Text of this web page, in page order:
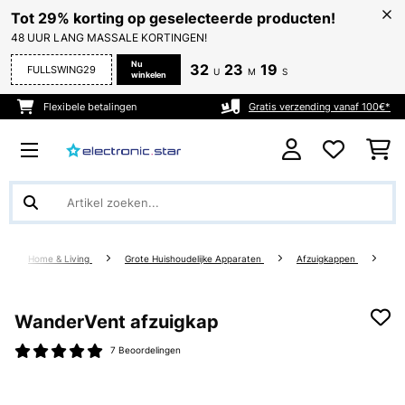
Tot 29% korting op geselecteerde producten!
48 UUR LANG MASSALE KORTINGEN!
FULLSWING29
Nu
winkelen
32 U 23 M 19 S
Flexibele betalingen Gratis verzending vanaf 100€*
Home & Living Grote Huishoudelijke Apparaten Afzuigkappen
WanderVent afzuigkap
7 Beoordelingen